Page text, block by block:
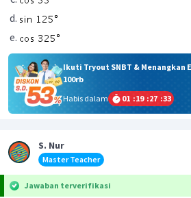
Ikuti Tryout SNBT & Menangkan
100rb
Habis dalam
01 :19 :27 :33
S. Nur
Master Teacher
Jawaban terverifikasi